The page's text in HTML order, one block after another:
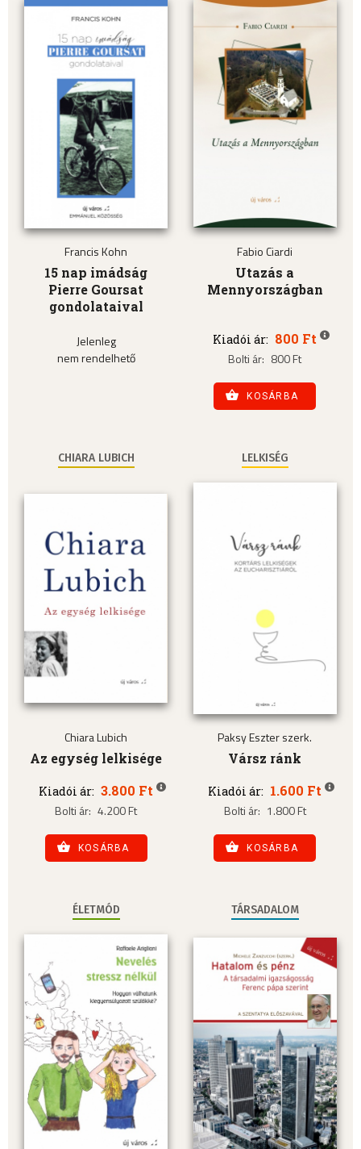
Francis Kohn
15 nap imádság
Pierre Goursat
gondolataival
Jelenleg
nem rendelhető
Fabio Ciardi
Utazás a
Mennyországban
Kiadói ár: 800 Ft
Bolti ár: 800 Ft
KOSÁRBA
CHIARA LUBICH
Chiara Lubich
Az egység lelkisége
Kiadói ár: 3.800 Ft
Bolti ár: 4.200 Ft
KOSÁRBA
LELKISÉG
Paksy Eszter szerk.
Vársz ránk
Kiadói ár: 1.600 Ft
Bolti ár: 1.800 Ft
KOSÁRBA
ÉLETMÓD TÁRSADALOM